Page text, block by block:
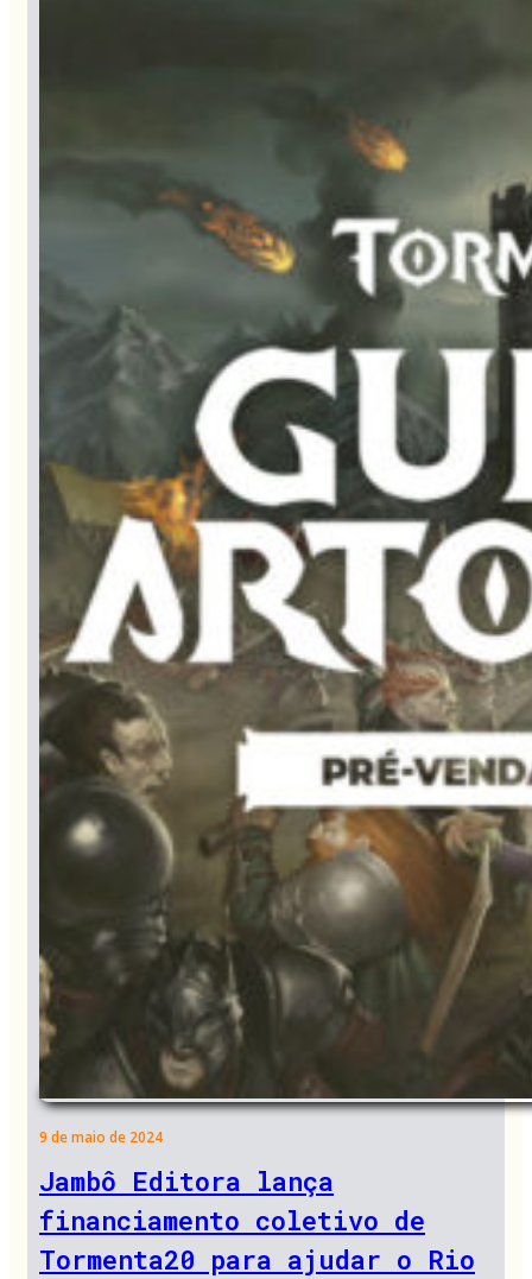
9 de maio de 2024
Jambô Editora lança
financiamento coletivo de
Tormenta20 para ajudar o Rio